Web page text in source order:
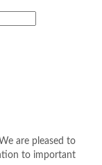
are pleased to
to important